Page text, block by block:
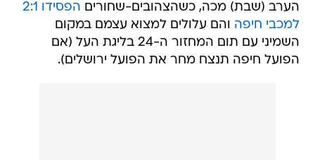
הערב (שבת) מכה, כשהצהובים-שחורים
הפסידו 2:1
למכבי חיפה והם עלולים למצוא עצמם במקום
השמיני עם תום המחזור ה-24 בליגת העל (אם
הפועל חיפה תנצח מחר את הפועל ירושלים).